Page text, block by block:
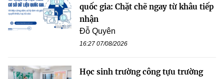
quốc gia: Chặt chẽ ngay từ khâu tiếp
nhận
Đỗ Quyên
16:27 07/08/2026
Học sinh trường công tựu trường